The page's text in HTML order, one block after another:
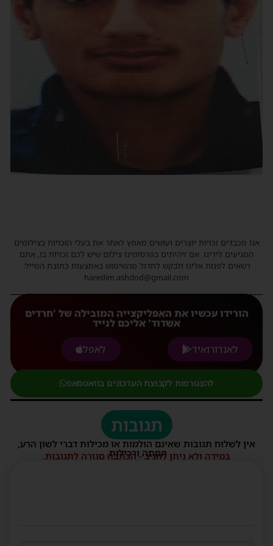
אנו מכבדים זכויות יוצרים ועושים מאמץ לאתר את בעלי הזכויות בצילומים
המגיעים לידינו. אם זיהיתים בפרסומינו צילום שיש לכם זכויות בו, אתם
רשאים לפנות אלינו ולבקש לחדול מהשימוש באמצעות כתובת המייל:
haredim.ashdod@gmail.com
הורידו עכשיו את האפליקצייה המובילה של 'חרדים
אשדוד' אליכם לנייד
לאנדורואיד
לאפל
להצטרפות לקבוצת העדכונים בוואטסאפ
תגובות
אין לשלוח תגובות שאינם הולמות או מכילות דברי לשון הרע,
הסתה ורכילות.
במידה ולא ניתן להגיב - הכתבה סגורה לתגובות.